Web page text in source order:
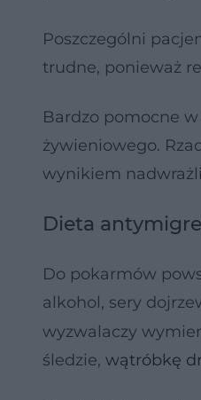
Poszczególni
trudne, ponieważ
Bardzo pomocne
żywieniowego.
wynikiem
Dieta
Do pokarmów
alkohol, sery
wyzwalaczy
śledzie, wątróbkę